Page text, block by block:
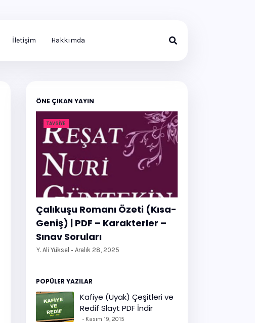
İletişim Hakkımda
ÖNE ÇIKAN YAYIN
TAVSIYE
Çalıkuşu Romanı Özeti (Kısa-
Geniş) | PDF – Karakterler –
Sınav Soruları
Y. Ali Yüksel Aralık 28, 2025
POPÜLER YAZILAR
Kafiye (Uyak) Çeşitleri ve
Redif Slayt PDF İndir
Kasım 19, 2015